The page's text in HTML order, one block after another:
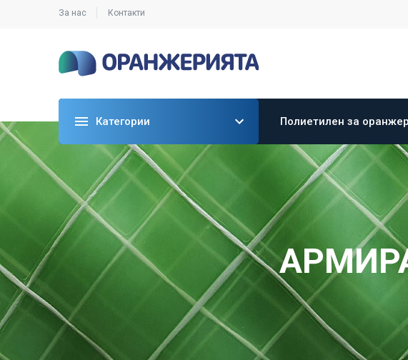
За нас Контакти
Категории Полиетилен за